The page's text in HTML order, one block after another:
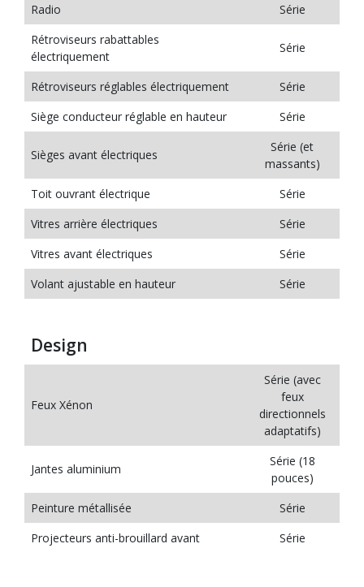
Radio
Série
Rétroviseurs rabattables
électriquement
Série
Rétroviseurs réglables électriquement
Série
Siège conducteur réglable en hauteur
Série
Sièges avant électriques
Série (et
massants)
Toit ouvrant électrique
Série
Vitres arrière électriques
Série
Vitres avant électriques
Série
Volant ajustable en hauteur
Série
Design
Feux Xénon
Série (avec
feux
directionnels
adaptatifs)
Jantes aluminium
Série (18
pouces)
Peinture métallisée
Série
Projecteurs anti-brouillard avant
Série